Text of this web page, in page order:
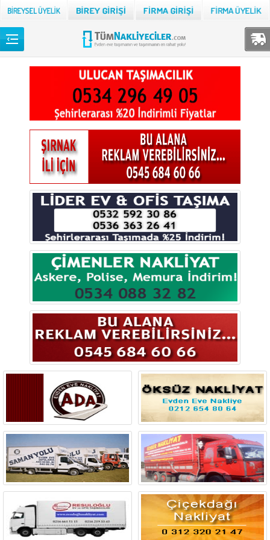
TÜM NAKLİYECİLER
Adıyaman
Ağrı
Aksaray
Ankara Antalya
Ardahan Artvin
Balıkesir
Batman
Bayburt Bilecik
Bingöl Bitlis
Burdur
Çanakkale
Çankırı Çorum
Denizli Diyarbakır
Edirne
Erzincan
Erzurum Eskişehir
Gaziantep Giresun
Gümüşhane Hakkari
Isparta İstanbul
Back